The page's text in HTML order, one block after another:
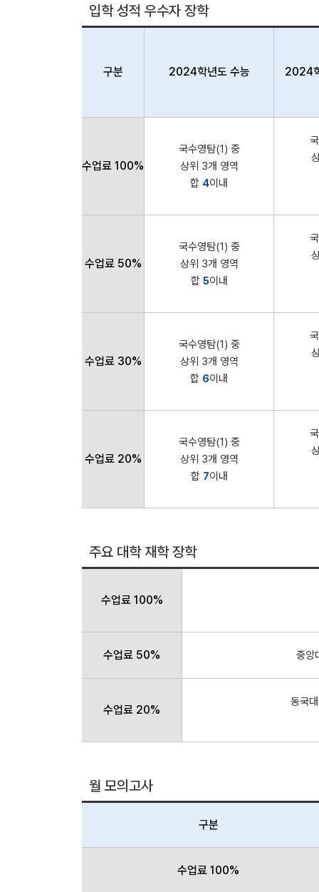
입학 성적 우수자 장학
구분 2024학년도 수능 2024
수업료 100%
국수영탐(1) 중
상위 3개 영역
합 4이내
수업료 50%
국수영탐(1) 중
상위 3개 영역
합 5이내
수업료 30%
국수영탐(1) 중
상위 3개 영역
합 6이내
수업료 20%
국수영탐(1) 중
상위 3개 영역
합 7이내
주요 대학 재학 장학
수업료 100%
수업료 50% 중앙
수업료 20%
동국
월 모의고사
구분
수업료 100%